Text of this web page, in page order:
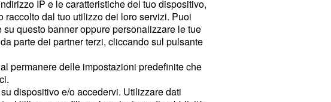
IP e le caratteristiche del tuo dispositivo,
dal tuo utilizzo dei loro servizi. Puoi
su questo banner oppure personalizzare le tue
parte dei partner terzi, cliccando sul pulsante
permanere delle impostazioni predefinite che
dispositivo e/o accedervi. Utilizzare dati